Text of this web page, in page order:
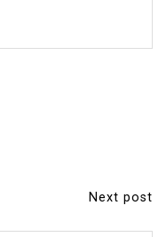
Next post